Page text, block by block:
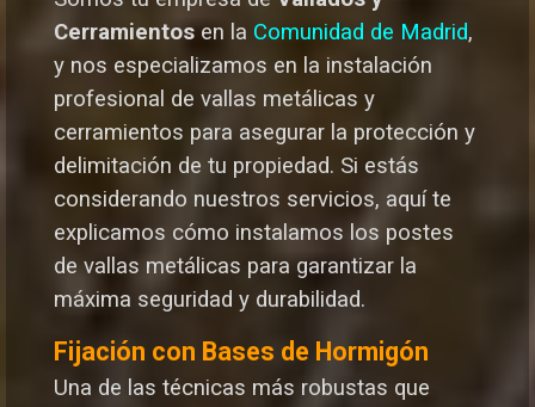
Cerramientos en la Comunidad de Madrid,
y nos especializamos en la instalación
profesional de vallas metálicas y
cerramientos para asegurar la protección y
delimitación de tu propiedad. Si estás
considerando nuestros servicios, aquí te
explicamos cómo instalamos los postes
de vallas metálicas para garantizar la
máxima seguridad y durabilidad.
Fijación con Bases de Hormigón
Una de las técnicas más robustas que